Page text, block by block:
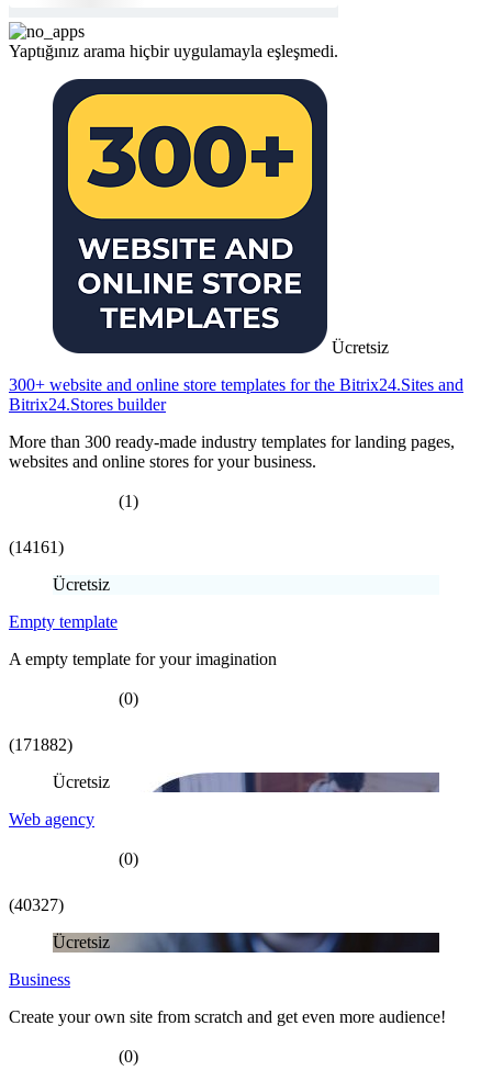
Yaptığınız arama hiçbir uygulamayla eşleşmedi.
Ücretsiz
300+ website and online store templates for the Bitrix24.Sites and
Bitrix24.Stores builder
More than 300 ready-made industry templates for landing pages,
websites and online stores for your business.
(1)
(14161)
Ücretsiz
Empty template
A empty template for your imagination
(0)
(171882)
Ücretsiz
Web agency
(0)
(40327)
Ücretsiz
Business
Create your own site from scratch and get even more audience!
(0)